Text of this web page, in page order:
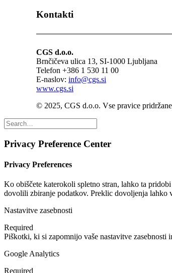
Kontakti
CGS d.o.o.
Brnčičeva ulica 13, SI-1000 Ljubljana
Telefon +386 1 530 11 00
E-naslov: info@cgs.si
www.cgs.si
© 2025, CGS d.o.o. Vse pravice
Privacy Preference Center
Privacy Preferences
Ko obiščete katerokoli spletno stran, lahko ta
dovolili zbiranje podatkov. Preklic dovoljenja lahko
Nastavitve zasebnosti
Required
Piškotki, ki si zapomnijo vaše nastavitve
Google Analytics
Required